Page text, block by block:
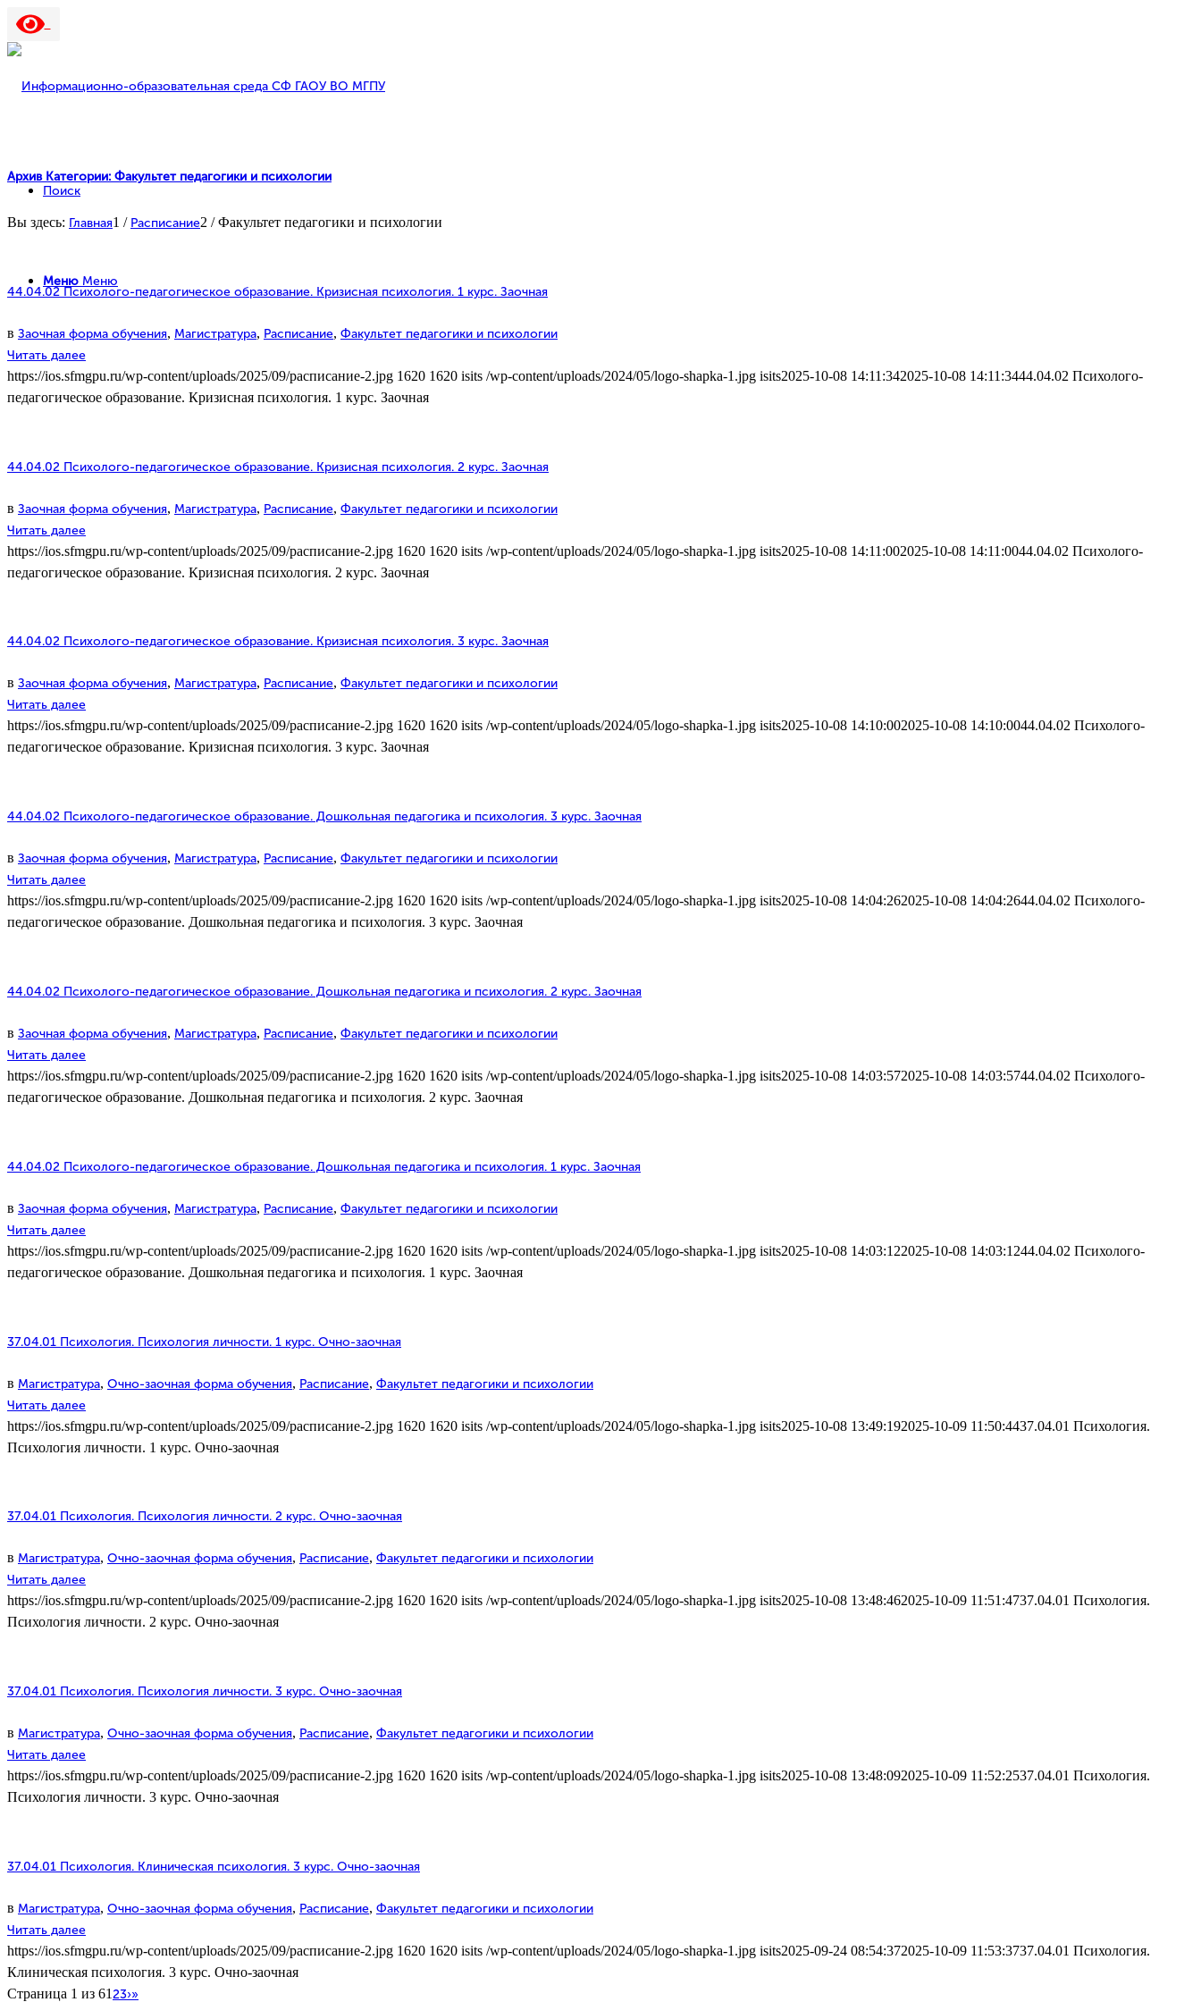
Поиск
Меню Меню
Архив Категории: Факультет педагогики и психологии
Вы здесь: Главная1 / Расписание2 / Факультет педагогики и психологии
44.04.02 Психолого-педагогическое образование. Кризисная психология. 1 курс. Заочная
в Заочная форма обучения, Магистратура, Расписание, Факультет педагогики и психологии
Читать далее
https://ios.sfmgpu.ru/wp-content/uploads/2025/09/расписание-2.jpg 1620 1620 isits /wp-content/uploads/2024/05/logo-shapka-1.jpg isits2025-10-08 14:11:342025-10-08 14:11:3444.04.02 Психолого-
педагогическое образование. Кризисная психология. 1 курс. Заочная
44.04.02 Психолого-педагогическое образование. Кризисная психология. 2 курс. Заочная
в Заочная форма обучения, Магистратура, Расписание, Факультет педагогики и психологии
Читать далее
https://ios.sfmgpu.ru/wp-content/uploads/2025/09/расписание-2.jpg 1620 1620 isits /wp-content/uploads/2024/05/logo-shapka-1.jpg isits2025-10-08 14:11:002025-10-08 14:11:0044.04.02 Психолого-
педагогическое образование. Кризисная психология. 2 курс. Заочная
44.04.02 Психолого-педагогическое образование. Кризисная психология. 3 курс. Заочная
в Заочная форма обучения, Магистратура, Расписание, Факультет педагогики и психологии
Читать далее
https://ios.sfmgpu.ru/wp-content/uploads/2025/09/расписание-2.jpg 1620 1620 isits /wp-content/uploads/2024/05/logo-shapka-1.jpg isits2025-10-08 14:10:002025-10-08 14:10:0044.04.02 Психолого-
педагогическое образование. Кризисная психология. 3 курс. Заочная
44.04.02 Психолого-педагогическое образование. Дошкольная педагогика и психология. 3 курс. Заочная
в Заочная форма обучения, Магистратура, Расписание, Факультет педагогики и психологии
Читать далее
https://ios.sfmgpu.ru/wp-content/uploads/2025/09/расписание-2.jpg 1620 1620 isits /wp-content/uploads/2024/05/logo-shapka-1.jpg isits2025-10-08 14:04:262025-10-08 14:04:2644.04.02 Психолого-
педагогическое образование. Дошкольная педагогика и психология. 3 курс. Заочная
44.04.02 Психолого-педагогическое образование. Дошкольная педагогика и психология. 2 курс. Заочная
в Заочная форма обучения, Магистратура, Расписание, Факультет педагогики и психологии
Читать далее
https://ios.sfmgpu.ru/wp-content/uploads/2025/09/расписание-2.jpg 1620 1620 isits /wp-content/uploads/2024/05/logo-shapka-1.jpg isits2025-10-08 14:03:572025-10-08 14:03:5744.04.02 Психолого-
педагогическое образование. Дошкольная педагогика и психология. 2 курс. Заочная
44.04.02 Психолого-педагогическое образование. Дошкольная педагогика и психология. 1 курс. Заочная
в Заочная форма обучения, Магистратура, Расписание, Факультет педагогики и психологии
Читать далее
https://ios.sfmgpu.ru/wp-content/uploads/2025/09/расписание-2.jpg 1620 1620 isits /wp-content/uploads/2024/05/logo-shapka-1.jpg isits2025-10-08 14:03:122025-10-08 14:03:1244.04.02 Психолого-
педагогическое образование. Дошкольная педагогика и психология. 1 курс. Заочная
37.04.01 Психология. Психология личности. 1 курс. Очно-заочная
в Магистратура, Очно-заочная форма обучения, Расписание, Факультет педагогики и психологии
Читать далее
https://ios.sfmgpu.ru/wp-content/uploads/2025/09/расписание-2.jpg 1620 1620 isits /wp-content/uploads/2024/05/logo-shapka-1.jpg isits2025-10-08 13:49:192025-10-09 11:50:4437.04.01 Психология.
Психология личности. 1 курс. Очно-заочная
37.04.01 Психология. Психология личности. 2 курс. Очно-заочная
в Магистратура, Очно-заочная форма обучения, Расписание, Факультет педагогики и психологии
Читать далее
https://ios.sfmgpu.ru/wp-content/uploads/2025/09/расписание-2.jpg 1620 1620 isits /wp-content/uploads/2024/05/logo-shapka-1.jpg isits2025-10-08 13:48:462025-10-09 11:51:4737.04.01 Психология.
Психология личности. 2 курс. Очно-заочная
37.04.01 Психология. Психология личности. 3 курс. Очно-заочная
в Магистратура, Очно-заочная форма обучения, Расписание, Факультет педагогики и психологии
Читать далее
https://ios.sfmgpu.ru/wp-content/uploads/2025/09/расписание-2.jpg 1620 1620 isits /wp-content/uploads/2024/05/logo-shapka-1.jpg isits2025-10-08 13:48:092025-10-09 11:52:2537.04.01 Психология.
Психология личности. 3 курс. Очно-заочная
37.04.01 Психология. Клиническая психология. 3 курс. Очно-заочная
в Магистратура, Очно-заочная форма обучения, Расписание, Факультет педагогики и психологии
Читать далее
https://ios.sfmgpu.ru/wp-content/uploads/2025/09/расписание-2.jpg 1620 1620 isits /wp-content/uploads/2024/05/logo-shapka-1.jpg isits2025-09-24 08:54:372025-10-09 11:53:3737.04.01 Психология.
Клиническая психология. 3 курс. Очно-заочная
Страница 1 из 6123›»